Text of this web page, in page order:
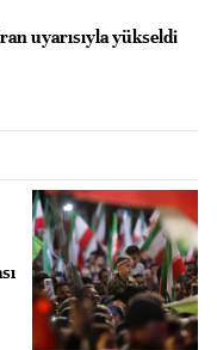
uyarısıyla yükseldi